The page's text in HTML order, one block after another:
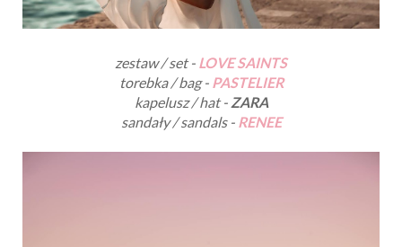
zestaw / set - LOVE SAINTS
torebka / bag - PASTELIER
kapelusz / hat -ZARA
sandały / sandals - RENEE